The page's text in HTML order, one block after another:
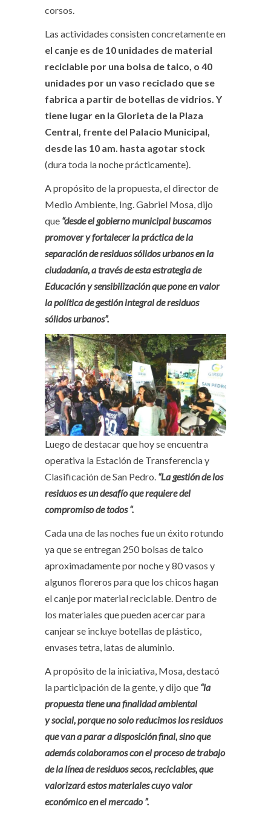
corsos.
Las actividades consisten concretamente en
el canje es de 10 unidades de material
reciclable por una bolsa de talco, o 40
unidades por un vaso reciclado que se
fabrica a partir de botellas de vidrios. Y
tiene lugar en la Glorieta de la Plaza
Central, frente del Palacio Municipal,
desde las 10 am. hasta agotar stock
(dura toda la noche prácticamente).
A propósito de la propuesta, el director de
Medio Ambiente, Ing. Gabriel Mosa, dijo
que “desde el gobierno municipal buscamos
promover y fortalecer la práctica de la
separación de residuos sólidos urbanos en la
ciudadanía, a través de esta estrategia de
Educación y sensibilización que pone en valor
la política de gestión integral de residuos
sólidos urbanos”.
Luego de destacar que hoy se encuentra
operativa la Estación de Transferencia y
Clasificación de San Pedro. “La gestión de los
residuos es un desafío que requiere del
compromiso de todos “.
Cada una de las noches fue un éxito rotundo
ya que se entregan 250 bolsas de talco
aproximadamente por noche y 80 vasos y
algunos floreros para que los chicos hagan
el canje por material reciclable. Dentro de
los materiales que pueden acercar para
canjear se incluye botellas de plástico,
envases tetra, latas de aluminio.
A propósito de la iniciativa, Mosa, destacó
la participación de la gente, y dijo que “la
propuesta tiene una finalidad ambiental
y social, porque no solo reducimos los residuos
que van a parar a disposición final, sino que
además colaboramos con el proceso de trabajo
de la línea de residuos secos, reciclables, que
valorizará estos materiales cuyo valor
económico en el mercado ”.